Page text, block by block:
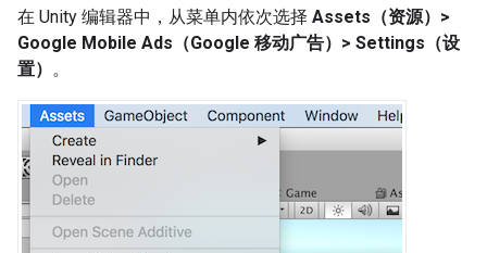
在 Unity 编辑器中，从菜单内依次选择 Assets（资源）>
Google Mobile Ads（Google 移动广告）> Settings（设
置） 。